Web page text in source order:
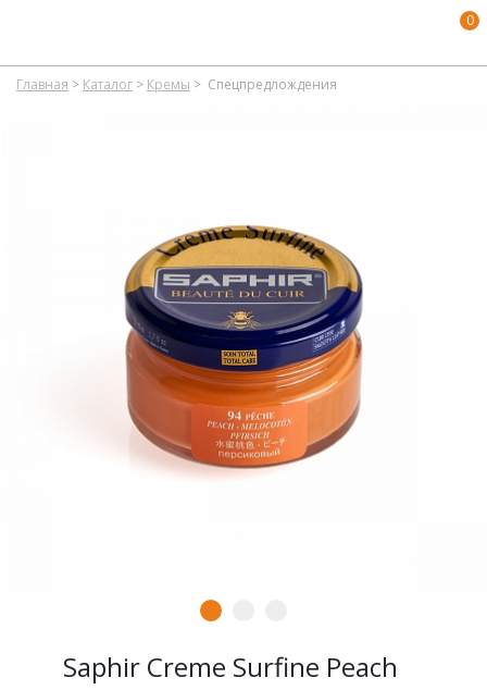
0
Главная > Каталог > Кремы > Спецпредлождения
Saphir Creme Surfine Peach